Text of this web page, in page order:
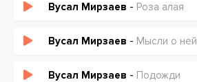
Вусал Мирзаев - Роза алая
Вусал Мирзаев - Мысли о ней
Вусал Мирзаев - Подожди